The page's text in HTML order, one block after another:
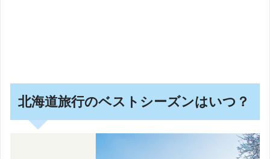
北海道旅行のベストシーズンはいつ？